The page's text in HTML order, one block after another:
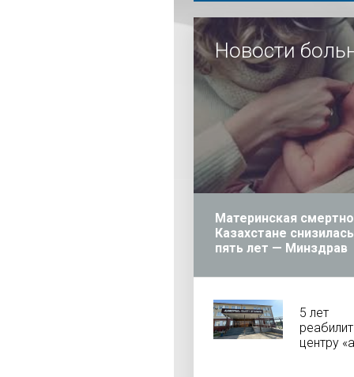
Новости
Материнская
Казахстане
пять лет — Минздрав
5 лет
центру